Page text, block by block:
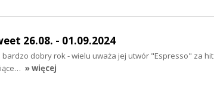
26.08. - 01.09.2024
dobry rok - wielu uważa jej utwór "Espresso" za hit
» więcej